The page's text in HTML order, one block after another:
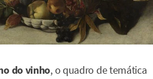
do vinho, o quadro de temática